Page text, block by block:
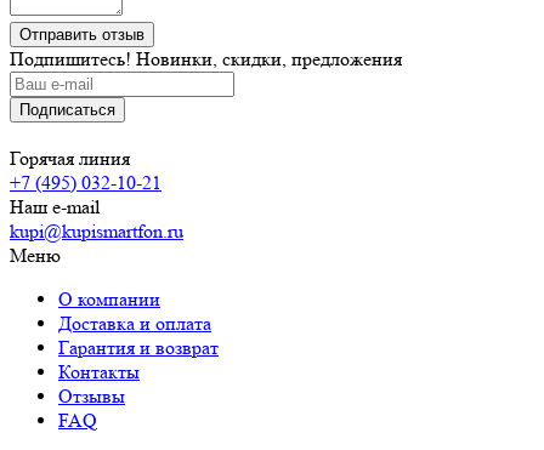
Подпишитесь! Новинки, скидки, предложения
Горячая линия
+7 (495) 032-10-21
Наш e-mail
kupi@kupismartfon.ru
Меню
О компании
Доставка и оплата
Гарантия и возврат
Контакты
Отзывы
FAQ